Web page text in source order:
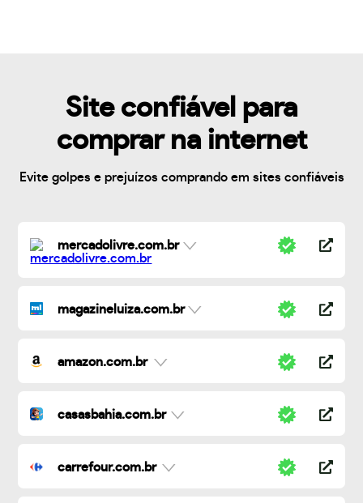
Site confiável para
comprar na internet
Evite golpes e prejuízos comprando em sites confiáveis
mercadolivre.com.br
magazineluiza.com.br
amazon.com.br
casasbahia.com.br
carrefour.com.br